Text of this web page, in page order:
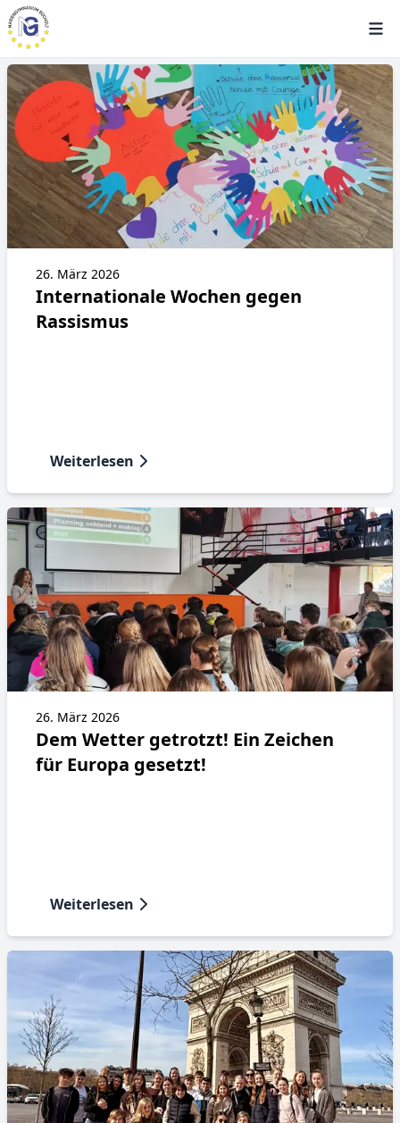
26. März 2026
Internationale Wochen gegen
Rassismus
Weiterlesen
26. März 2026
Dem Wetter getrotzt! Ein Zeichen
für Europa gesetzt!
Weiterlesen